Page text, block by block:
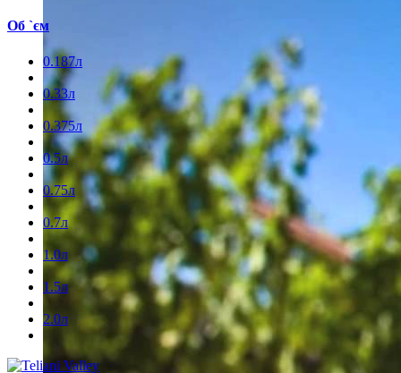
Об `єм
0.187л
0.33л
0.375л
0.5л
0.75л
0.7л
1.0л
1.5л
2.0л